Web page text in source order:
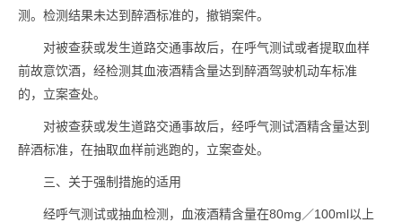
测。检测结果未达到醉酒标准的，撤销案件。
对被查获或发生道路交通事故后，在呼气测试或者提取血样
前故意饮酒，经检测其血液酒精含量达到醉酒驾驶机动车标准
的，立案查处。
对被查获或发生道路交通事故后，经呼气测试酒精含量达到
醉酒标准，在抽取血样前逃跑的，立案查处。
三、关于强制措施的适用
经呼气测试或抽血检测，血液酒精含量在80mg／100ml以上